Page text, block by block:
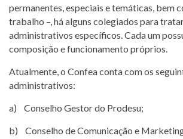
Transparência
e
Prestação
Contas
permanentes, especiais e temáticas, bem
trabalho –, há alguns colegiados para
administrativos específicos. Cada um
composição e funcionamento próprios.
Atualmente, o Confea conta com os
administrativos:
a) Conselho Gestor do Prodesu;
b) Conselho de Comunicação e